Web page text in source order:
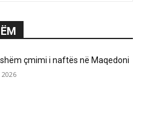
çmimi i naftës në Maqedoni